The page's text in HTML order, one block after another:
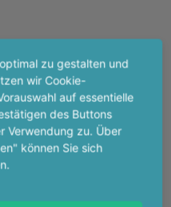
zu gestalten und
wir Cookie-
auf essentielle
des Buttons
Verwendung zu. Über
können Sie sich